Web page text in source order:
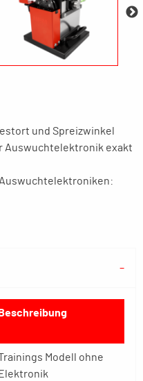
und Spreizwinkel
Auswuchtelektronik exakt
Beschreibung
Modell ohne
Elektronik